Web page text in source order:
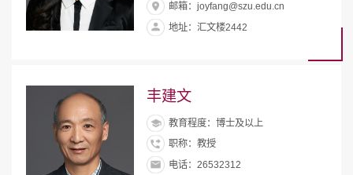
邮箱：joyfang@szu.edu.cn
地址：汇文楼2442
丰建文
教育程度：博士及以上
职称：教授
电话：26532312